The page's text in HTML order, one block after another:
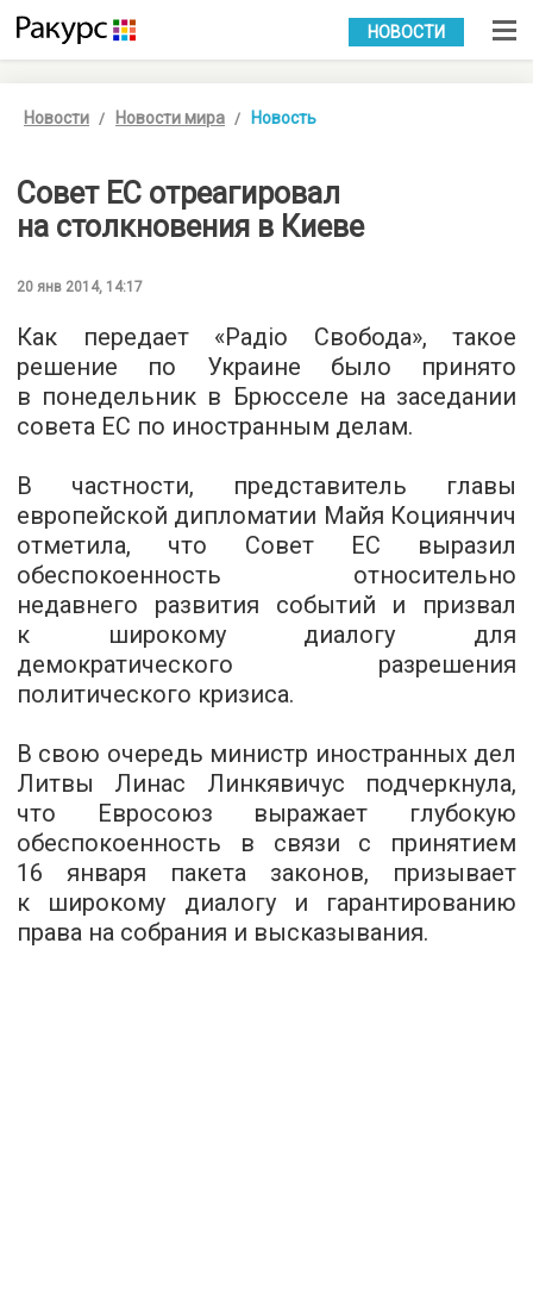
УКР РУС
НОВОСТИ
Новости Новости мира Новость
Совет ЕС отреагировал
на столкновения в Киеве
20 янв 2014, 14:17
Как передает «Радіо Свобода», такое
решение по Украине было принято
в понедельник в Брюсселе на заседании
совета ЕС по иностранным делам.
В частности, представитель главы
европейской дипломатии Майя Коциянчич
отметила, что Совет ЕС выразил
обеспокоенность относительно
недавнего развития событий и призвал
к широкому диалогу для
демократического разрешения
политического кризиса.
В свою очередь министр иностранных дел
Литвы Линас Линкявичус подчеркнула,
что Евросоюз выражает глубокую
обеспокоенность в связи с принятием
16 января пакета законов, призывает
к широкому диалогу и гарантированию
права на собрания и высказывания.